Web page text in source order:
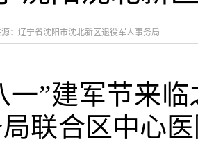
源：辽宁省沈阳市沈北新区退役军人事务局
一”建军节来
联合区中心